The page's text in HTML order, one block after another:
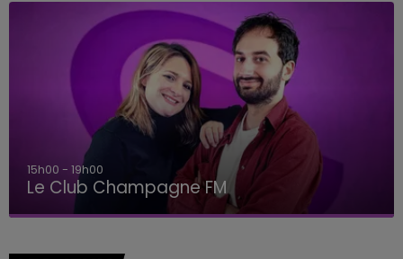
15h00 - 19h00
Le Club Champagne FM